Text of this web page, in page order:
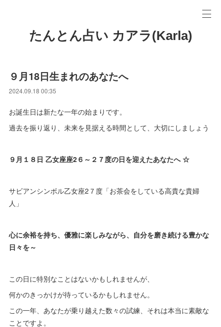
たんとん占い カアラ(Karla)
９月18日生まれのあなたへ
2024.09.18 00:35
お誕生日は新たな一年の始まりです。
過去を振り返り、未来を見据える時間として、大切にしましょう
９月１８日 乙女座座2６～２７度の日を迎えたあなたへ ☆
サビアンシンボル乙女座2７度「お茶会をしている高貴な貴婦
人」
心に余裕を持ち、優雅に楽しみながら、自分を磨き続ける豊かな
日々を～
この日に特別なことはないかもしれませんが、
何かのきっかけが待っているかもしれません。
この一年、あなたが乗り越えた数々の試練、それは本当に素敵な
ことですよ。